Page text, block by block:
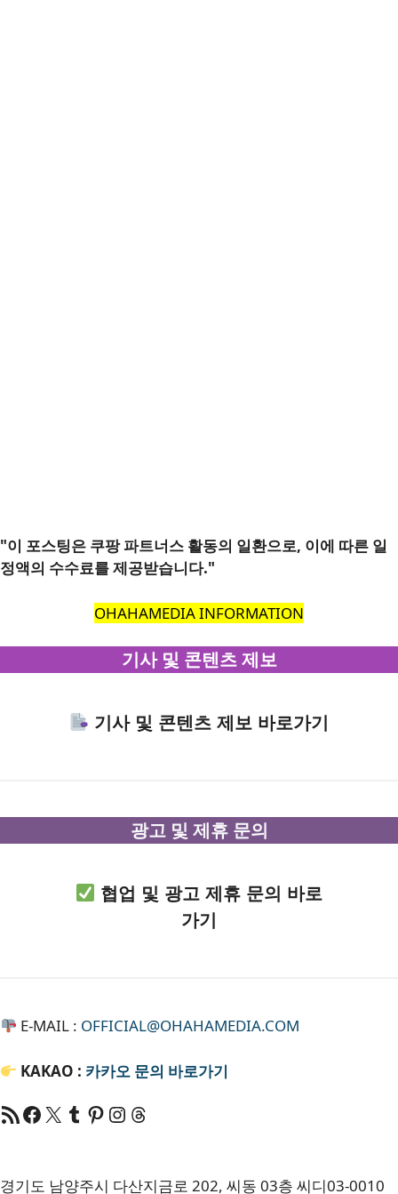
"이 포스팅은 쿠팡 파트너스 활동의 일환으로, 이에 따른 일
정액의 수수료를 제공받습니다."
OHAHAMEDIA INFORMATION
기사 및 콘텐츠 제보
기사 및 콘텐츠 제보 바로가기
광고 및 제휴 문의
협업 및 광고 제휴 문의 바로
가기
E-MAIL : OFFICIAL@OHAHAMEDIA.COM
KAKAO : 카카오 문의 바로가기
RSS 피드Facebook
X Tumblr
Pinterest
RSSThreads
경기도 남양주시 다산지금로 202, 씨동 03층 씨디03-0010